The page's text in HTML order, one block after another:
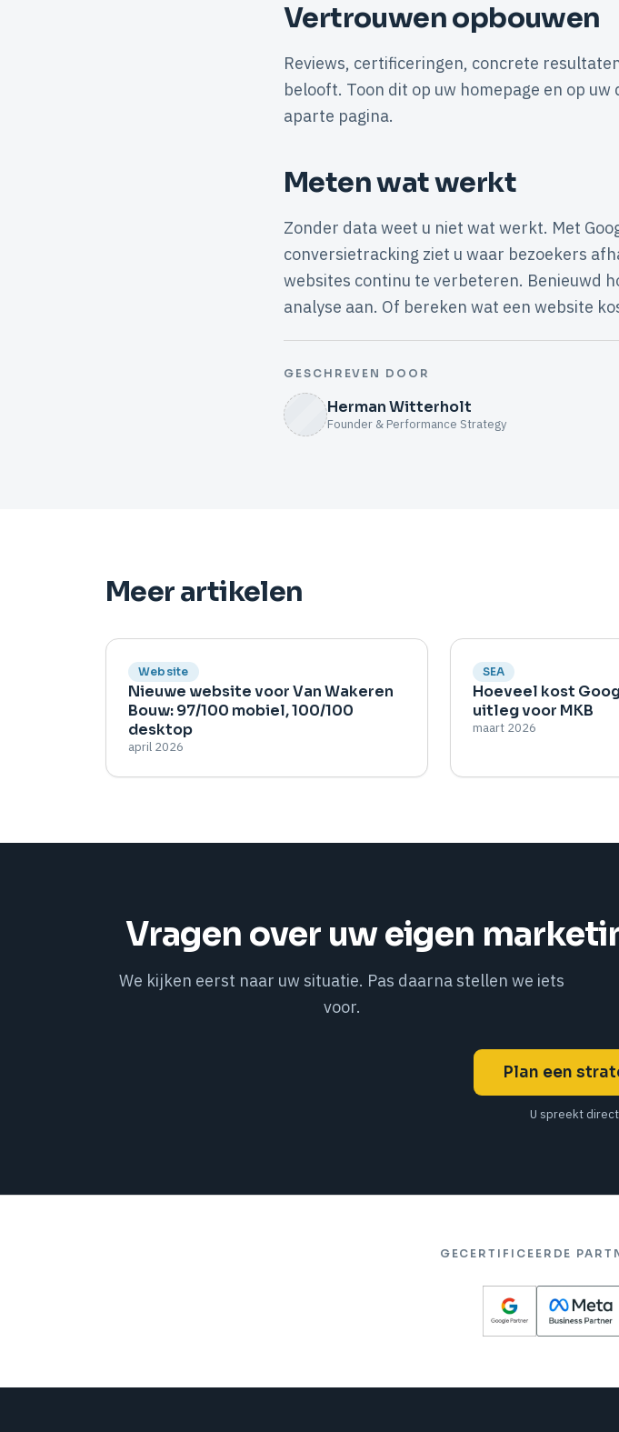
Vertrouwen opbouwen
Reviews, certificeringen, concrete
belooft. Toon dit op uw homepage en op
aparte pagina.
Meten wat werkt
Zonder data weet u niet wat werkt. Met
conversietracking ziet u waar bezoekers
websites continu te verbeteren. Benieuwd
analyse aan. Of bereken wat een website
GESCHREVEN DOOR
Herman Witterholt
Founder & Performance Strategy
Meer artikelen
Website
Nieuwe website voor Van Wakeren
Bouw: 97/100 mobiel, 100/100
desktop
april 2026
SEA
Hoeveel kost
uitleg voor MKB
maart 2026
Vragen over uw eigen
We kijken eerst naar uw situatie. Pas daarna stellen we iets
voor.
Plan een
U spreekt
GECERTIFICEERDE